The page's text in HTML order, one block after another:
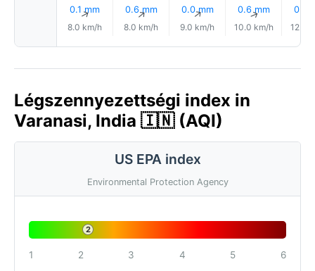
0.1 mm
↑
8.0 km/h
0.6 mm
↑
8.0 km/h
0.0 mm
↑
9.0 km/h
0.6 mm
↑
10.0 km/h
0.2
12.0
Légszennyezettségi index in
Varanasi, India 🇮🇳 (AQI)
US EPA index
Environmental Protection Agency
2
1 2 3 4 5 6